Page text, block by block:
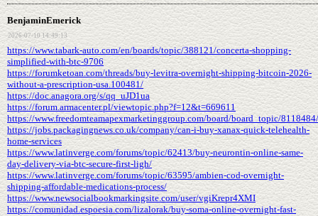
BenjaminEmerick
2026-07-10 14:49:13
https://www.tabark-auto.com/en/boards/topic/388121/concerta-shopping-
simplified-with-btc-9706
https://forumketoan.com/threads/buy-levitra-overnight-shipping-bitcoin-2026-
without-a-prescription-usa.100481/
https://doc.anagora.org/s/qq_uJD1ua
https://forum.armacenter.pl/viewtopic.php?f=12&t=669611
https://www.freedomteamapexmarketinggroup.com/board/board_topic/
https://jobs.packagingnews.co.uk/company/can-i-buy-xanax-quick-telehealth-
home-services
https://www.latinverge.com/forums/topic/62413/buy-neurontin-online-same-
day-delivery-via-btc-secure-first-ligh/
https://www.latinverge.com/forums/topic/63595/ambien-cod-overnight-
shipping-affordable-medications-process/
https://www.newsocialbookmarkingsite.com/user/vgiKrepr4XMI
https://comunidad.espoesia.com/lizalorak/buy-soma-online-overnight-fast-